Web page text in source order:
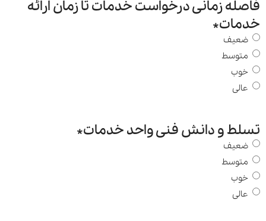
فاصله زمانی درخواست خدمات تا زمان ارائه
خدمات*
ضعیف
متوسط
خوب
عالی
تسلط و دانش فنی واحد خدمات*
ضعیف
متوسط
خوب
عالی